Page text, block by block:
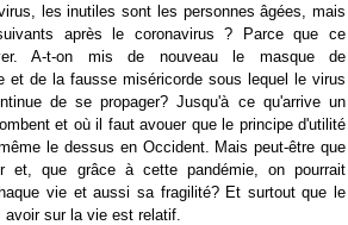
les inutiles sont les personnes âgées, mais
après le coronavirus ? Parce que ce
A-t-on mis de nouveau le masque de
et de la fausse miséricorde sous lequel le virus
de se propager? Jusqu'à ce qu'arrive un
et où il faut avouer que le principe d'utilité
le dessus en Occident. Mais peut-être que
et, que grâce à cette pandémie, on pourrait
vie et aussi sa fragilité? Et surtout que le
sur la vie est relatif.